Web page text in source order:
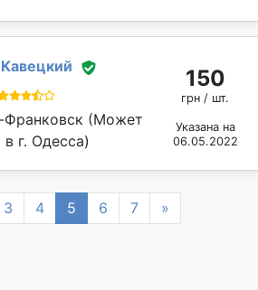
(Может
в г. Одесса)
150
грн / шт.
Указана на
06.05.2022
3 4 5 6 7 »